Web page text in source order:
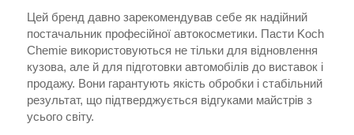
Цей бренд давно зарекомендував себе як надійний
постачальник професійної автокосметики. Пасти Koch
Chemie використовуються не тільки для відновлення
кузова, але й для підготовки автомобілів до виставок і
продажу. Вони гарантують якість обробки і стабільний
результат, що підтверджується відгуками майстрів з
усього світу.